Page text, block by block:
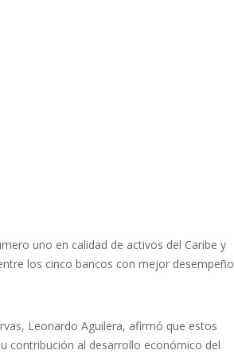
uno en calidad de activos del Caribe y
los cinco bancos con mejor desempeño
Leonardo Aguilera, afirmó que estos
contribución al desarrollo económico del